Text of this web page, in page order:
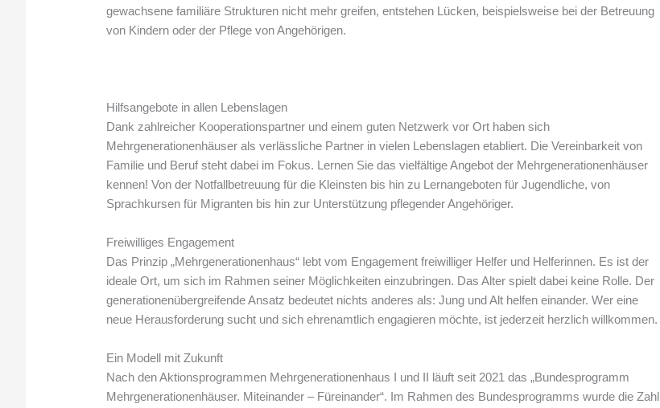
gewachsene familiäre Strukturen nicht mehr greifen, entstehen Lücken, beispielsweise bei der Betreuung
von Kindern oder der Pflege von Angehörigen.
Hilfsangebote in allen Lebenslagen
Dank zahlreicher Kooperationspartner und einem guten Netzwerk vor Ort haben sich
Mehrgenerationenhäuser als verlässliche Partner in vielen Lebenslagen etabliert. Die Vereinbarkeit von
Familie und Beruf steht dabei im Fokus. Lernen Sie das vielfältige Angebot der Mehrgenerationenhäuser
kennen! Von der Notfallbetreuung für die Kleinsten bis hin zu Lernangeboten für Jugendliche, von
Sprachkursen für Migranten bis hin zur Unterstützung pflegender Angehöriger.
Freiwilliges Engagement
Das Prinzip „Mehrgenerationenhaus“ lebt vom Engagement freiwilliger Helfer und Helferinnen. Es ist der
ideale Ort, um sich im Rahmen seiner Möglichkeiten einzubringen. Das Alter spielt dabei keine Rolle. Der
generationenübergreifende Ansatz bedeutet nichts anderes als: Jung und Alt helfen einander. Wer eine
neue Herausforderung sucht und sich ehrenamtlich engagieren möchte, ist jederzeit herzlich willkommen.
Ein Modell mit Zukunft
Nach den Aktionsprogrammen Mehrgenerationenhaus I und II läuft seit 2021 das „Bundesprogramm
Mehrgenerationenhäuser. Miteinander – Füreinander“. Im Rahmen des Bundesprogramms wurde die Zahl